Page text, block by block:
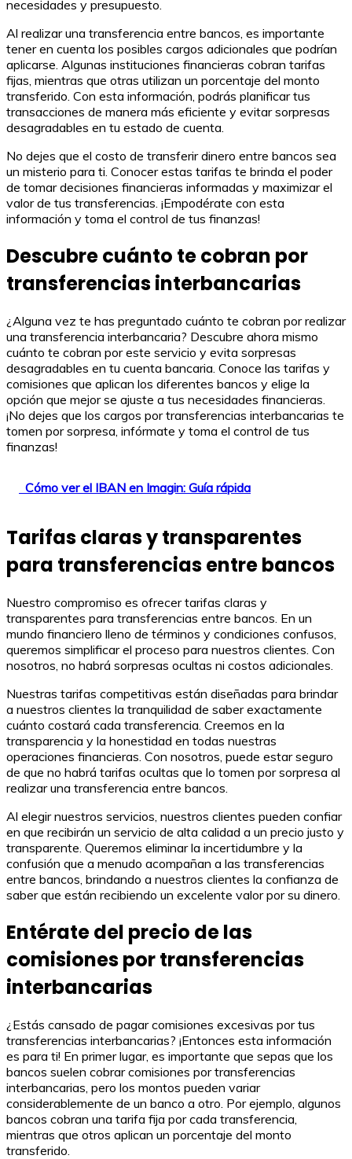
necesidades y presupuesto.
Al realizar una transferencia entre bancos, es importante
tener en cuenta los posibles cargos adicionales que podrían
aplicarse. Algunas instituciones financieras cobran tarifas
fijas, mientras que otras utilizan un porcentaje del monto
transferido. Con esta información, podrás planificar tus
transacciones de manera más eficiente y evitar sorpresas
desagradables en tu estado de cuenta.
No dejes que el costo de transferir dinero entre bancos sea
un misterio para ti. Conocer estas tarifas te brinda el poder
de tomar decisiones financieras informadas y maximizar el
valor de tus transferencias. ¡Empodérate con esta
información y toma el control de tus finanzas!
Descubre cuánto te cobran por
transferencias interbancarias
¿Alguna vez te has preguntado cuánto te cobran por realizar
una transferencia interbancaria? Descubre ahora mismo
cuánto te cobran por este servicio y evita sorpresas
desagradables en tu cuenta bancaria. Conoce las tarifas y
comisiones que aplican los diferentes bancos y elige la
opción que mejor se ajuste a tus necesidades financieras.
¡No dejes que los cargos por transferencias interbancarias te
tomen por sorpresa, infórmate y toma el control de tus
finanzas!
Cómo ver el IBAN en Imagin: Guía rápida
Tarifas claras y transparentes
para transferencias entre bancos
Nuestro compromiso es ofrecer tarifas claras y
transparentes para transferencias entre bancos. En un
mundo financiero lleno de términos y condiciones confusos,
queremos simplificar el proceso para nuestros clientes. Con
nosotros, no habrá sorpresas ocultas ni costos adicionales.
Nuestras tarifas competitivas están diseñadas para brindar
a nuestros clientes la tranquilidad de saber exactamente
cuánto costará cada transferencia. Creemos en la
transparencia y la honestidad en todas nuestras
operaciones financieras. Con nosotros, puede estar seguro
de que no habrá tarifas ocultas que lo tomen por sorpresa al
realizar una transferencia entre bancos.
Al elegir nuestros servicios, nuestros clientes pueden confiar
en que recibirán un servicio de alta calidad a un precio justo y
transparente. Queremos eliminar la incertidumbre y la
confusión que a menudo acompañan a las transferencias
entre bancos, brindando a nuestros clientes la confianza de
saber que están recibiendo un excelente valor por su dinero.
Entérate del precio de las
comisiones por transferencias
interbancarias
¿Estás cansado de pagar comisiones excesivas por tus
transferencias interbancarias? ¡Entonces esta información
es para ti! En primer lugar, es importante que sepas que los
bancos suelen cobrar comisiones por transferencias
interbancarias, pero los montos pueden variar
considerablemente de un banco a otro. Por ejemplo, algunos
bancos cobran una tarifa fija por cada transferencia,
mientras que otros aplican un porcentaje del monto
transferido.